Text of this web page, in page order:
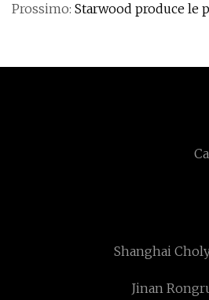
Prossimo: Starwood produce le
Shanghai
Jinan